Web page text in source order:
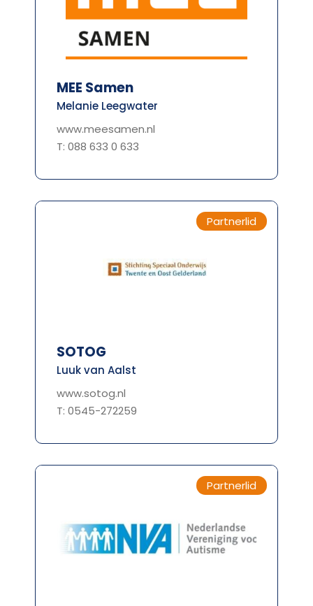
MEE Samen
Melanie Leegwater
www.meesamen.nl
T: 088 633 0 633
Partnerlid
SOTOG
Luuk van Aalst
www.sotog.nl
T: 0545-272259
Partnerlid